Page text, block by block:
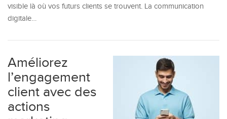
visible là où vos futurs clients se trouvent. La communication
digitale…
Améliorez
l’engagement
client avec des
actions